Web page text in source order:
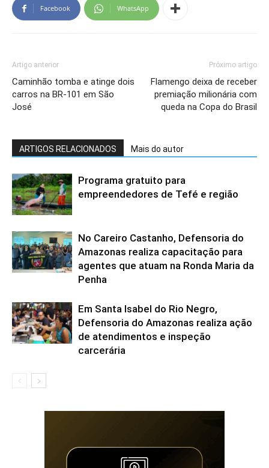
Facebook WhatsApp
Artigo anterior
Caminhão tomba e atinge dois
carros na BR-101 em São
José
Próximo artigo
Flamengo deixa de receber
premiação milionária com
queda na Copa do Brasil
ARTIGOS RELACIONADOS Mais do autor
Programa gratuito para
empreendedores de Tefé e região
No Careiro Castanho, Defensoria do
Amazonas realiza capacitação para
agentes que atuam na Ronda Maria da
Penha
Em Santa Isabel do Rio Negro,
Defensoria do Amazonas realiza ação
de atendimentos e inspeção
carcerária